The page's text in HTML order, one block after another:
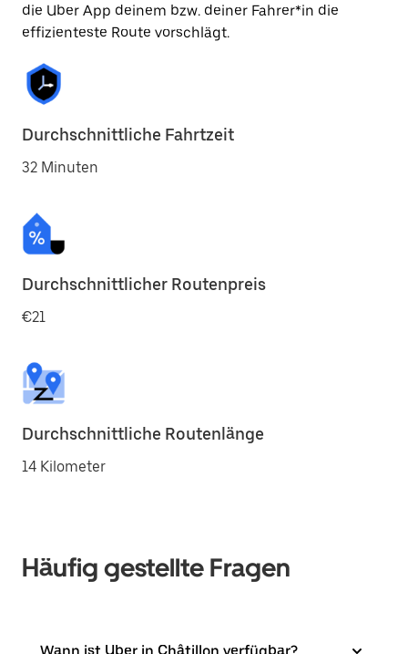
die Uber App deinem bzw. deiner Fahrer*in die
effizienteste Route vorschlägt.
Durchschnittliche Fahrtzeit
32 Minuten
Durchschnittlicher Routenpreis
€21
Durchschnittliche Routenlänge
14 Kilometer
Häufig gestellte Fragen